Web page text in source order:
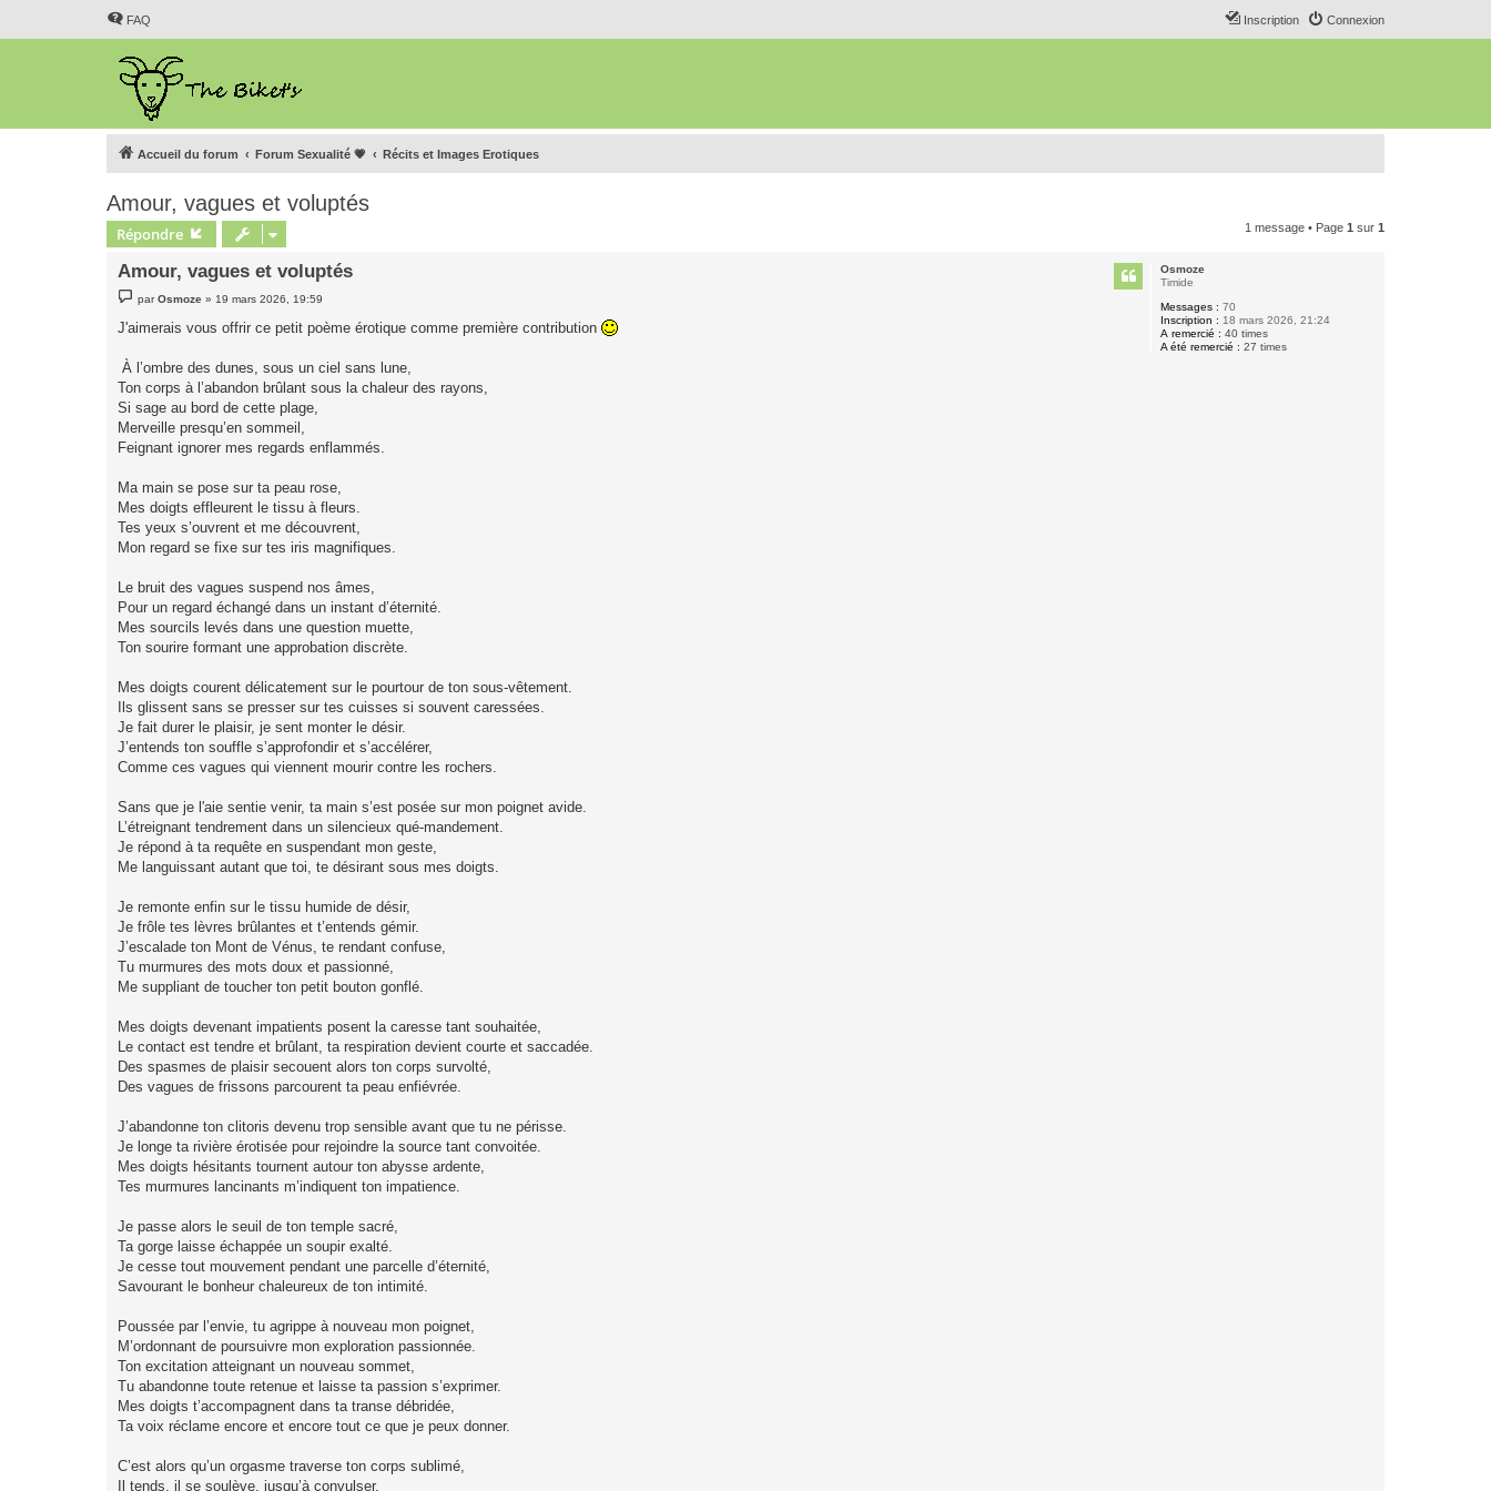
FAQ Connexion
Inscription
Accueil du forum Forum Sexualité 💗 Récits et Images Erotiques
Amour, vagues et voluptés
Répondre 1 message • Page 1 sur 1
Osmoze
Timide
Messages : 70
Inscription : 18 mars 2026, 21:24
A remercié : 40 times
A été remercié : 27 times
Amour, vagues et voluptés
e
s
s
g
e
parOsmoze » 19 mars 2026, 19:59
J'aimerais vous offrir ce petit poème érotique comme première contribution
À l’ombre des dunes, sous un ciel sans lune,
Ton corps à l’abandon brûlant sous la chaleur des rayons,
Si sage au bord de cette plage,
Merveille presqu’en sommeil,
Feignant ignorer mes regards enflammés.
Ma main se pose sur ta peau rose,
Mes doigts effleurent le tissu à fleurs.
Tes yeux s’ouvrent et me découvrent,
Mon regard se fixe sur tes iris magnifiques.
Le bruit des vagues suspend nos âmes,
Pour un regard échangé dans un instant d’éternité.
Mes sourcils levés dans une question muette,
Ton sourire formant une approbation discrète.
Mes doigts courent délicatement sur le pourtour de ton sous-vêtement.
Ils glissent sans se presser sur tes cuisses si souvent caressées.
Je fait durer le plaisir, je sent monter le désir.
J’entends ton souffle s’approfondir et s’accélérer,
Comme ces vagues qui viennent mourir contre les rochers.
Sans que je l'aie sentie venir, ta main s’est posée sur mon poignet avide.
L’étreignant tendrement dans un silencieux qué-mandement.
Je répond à ta requête en suspendant mon geste,
Me languissant autant que toi, te désirant sous mes doigts.
Je remonte enfin sur le tissu humide de désir,
Je frôle tes lèvres brûlantes et t’entends gémir.
J’escalade ton Mont de Vénus, te rendant confuse,
Tu murmures des mots doux et passionné,
Me suppliant de toucher ton petit bouton gonflé.
Mes doigts devenant impatients posent la caresse tant souhaitée,
Le contact est tendre et brûlant, ta respiration devient courte et saccadée.
Des spasmes de plaisir secouent alors ton corps survolté,
Des vagues de frissons parcourent ta peau enfiévrée.
J’abandonne ton clitoris devenu trop sensible avant que tu ne périsse.
Je longe ta rivière érotisée pour rejoindre la source tant convoitée.
Mes doigts hésitants tournent autour ton abysse ardente,
Tes murmures lancinants m’indiquent ton impatience.
Je passe alors le seuil de ton temple sacré,
Ta gorge laisse échappée un soupir exalté.
Je cesse tout mouvement pendant une parcelle d’éternité,
Savourant le bonheur chaleureux de ton intimité.
Poussée par l’envie, tu agrippe à nouveau mon poignet,
M’ordonnant de poursuivre mon exploration passionnée.
Ton excitation atteignant un nouveau sommet,
Tu abandonne toute retenue et laisse ta passion s’exprimer.
Mes doigts t’accompagnent dans ta transe débridée,
Ta voix réclame encore et encore tout ce que je peux donner.
C’est alors qu’un orgasme traverse ton corps sublimé,
Il tends, il se soulève, jusqu’à convulser.